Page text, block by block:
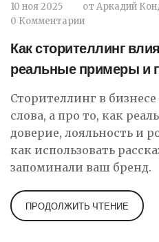
10 ноя 2025 от Аркадий
0 Комментарии
Как сторителлинг
реальные примеры и
Сторителлинг в
слова, а про то, как
доверие, лояльность и
как использовать
запоминали ваш бренд.
ПРОДОЛЖИТЬ ЧТЕНИЕ